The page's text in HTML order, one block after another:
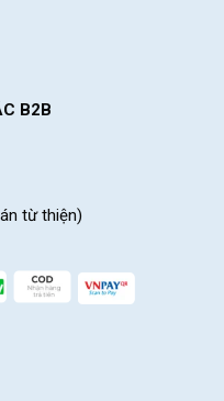
B2B
từ thiện)